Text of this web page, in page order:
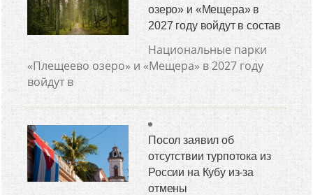
озеро» и «Мещера» в
2027 году войдут в состав
Национальные парки
«Плещеево озеро» и «Мещера» в 2027 году
войдут в
Посол заявил об
отсутствии турпотока из
России на Кубу из-за
отмены